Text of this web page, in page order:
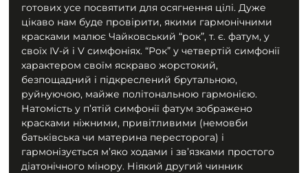
готових усе посвятити для осягнення цілі. Дуже
цікаво нам буде провірити, якими гармонічними
красками малює Чайковський “рок”, т. є. фатум, у
своїх ІV-й і V симфоніях. “Рок” у четвертій симфонії
характером своїм яскраво жорстокий,
безпощадний і підкреслений брутальною,
руйнуючою, майже політональною гармонією.
Натомість у п’ятій симфонії фатум зображено
красками ніжними, привітливими (немовби
батьківська чи материна пересторога) і
гармонізується м’яко ходами і зв’язками простого
діатонічного мінору. Ніякий другий чинник